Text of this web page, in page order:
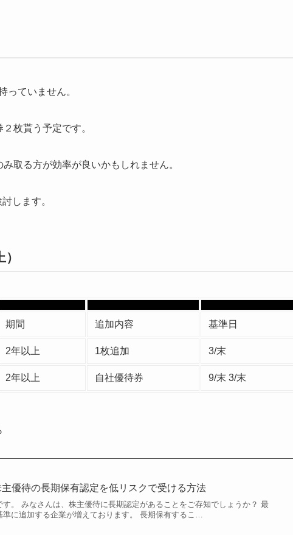
っていません。
枚貰う予定です。
取る方が効率が良いかもしれません。
します。
期間 追加内容 基準日
2年以上 1枚追加 3/末
2年以上 自社優待券 9/末 3/末
優待の長期保有認定を低リスクで受ける方法
す。 みなさんは、株主優待に長期認定があることをご存知でしょうか？ 最
に追加する企業が増えております。 長期保有するこ…